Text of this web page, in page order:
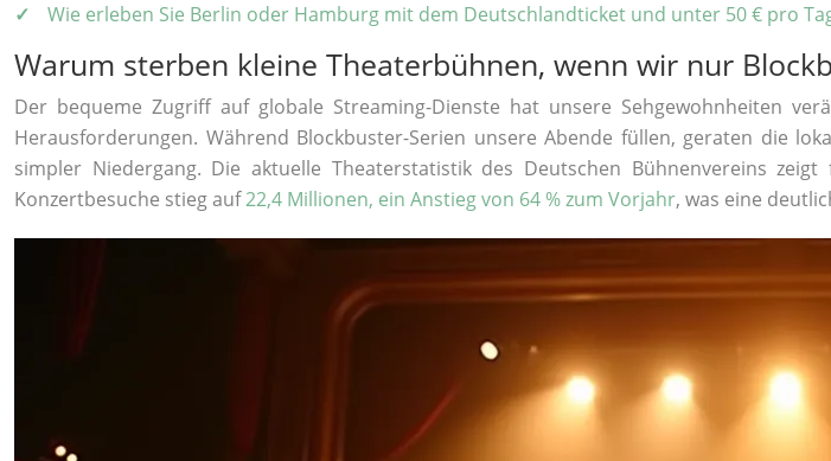
Wie erleben Sie Berlin oder Hamburg mit dem Deutschlandticket und unter 50 € pro
Warum sterben kleine Theaterbühnen, wenn wir nur
Der bequeme Zugriff auf globale Streaming-Dienste hat unsere Sehgewohnheiten
Herausforderungen. Während Blockbuster-Serien unsere Abende füllen, geraten die
simpler Niedergang. Die aktuelle Theaterstatistik des Deutschen Bühnenvereins
Konzertbesuche stieg auf22,4 Millionen, ein Anstieg von 64 % zum Vorjahr, was eine